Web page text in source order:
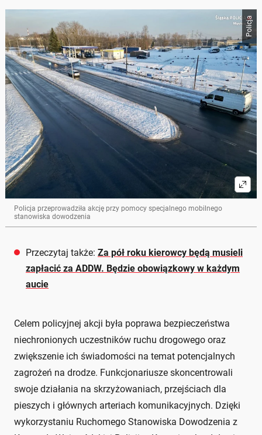
Policja
Policja przeprowadziła akcję przy pomocy specjalnego mobilnego
stanowiska dowodzenia
Przeczytaj także: Za pół roku kierowcy będą musieli
zapłacić za ADDW. Będzie obowiązkowy w każdym
aucie
Celem policyjnej akcji była poprawa bezpieczeństwa
niechronionych uczestników ruchu drogowego oraz
zwiększenie ich świadomości na temat potencjalnych
zagrożeń na drodze. Funkcjonariusze skoncentrowali
swoje działania na skrzyżowaniach, przejściach dla
pieszych i głównych arteriach komunikacyjnych. Dzięki
wykorzystaniu Ruchomego Stanowiska Dowodzenia z